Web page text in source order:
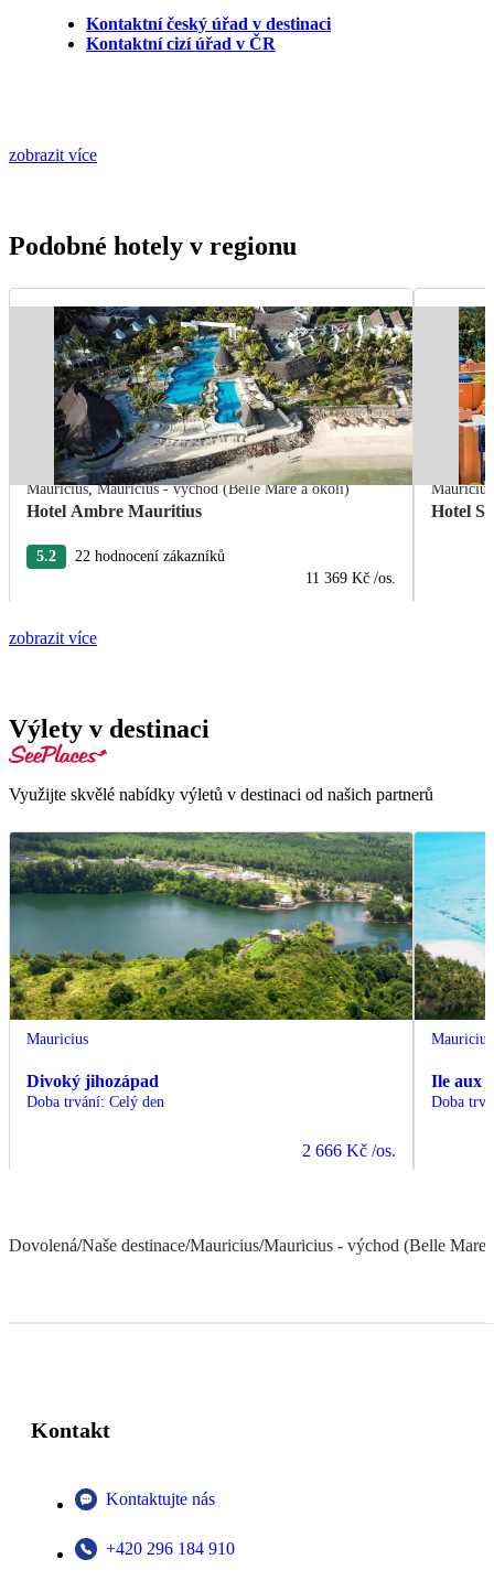
Kontaktní český úřad v destinaci
Kontaktní cizí úřad v ČR
zobrazit více
Podobné hotely v regionu
Mauricius,Mauricius - východ (Belle Mare a okolí)
Hotel Ambre Mauritius
5.2
22 hodnocení zákazníků
11 369 Kč /os.
Mauricius
Hotel
zobrazit více
Výlety v destinaci
Využijte skvělé nabídky výletů v destinaci od našich partnerů
Mauricius
Divoký jihozápad
Doba trvání: Celý den
2 666 Kč /os.
Mauricius
Ile aux
Doba
Dovolená/Naše destinace/Mauricius/Mauricius - východ (Belle Mare
Kontakt
Kontaktujte nás
+420 296 184 910